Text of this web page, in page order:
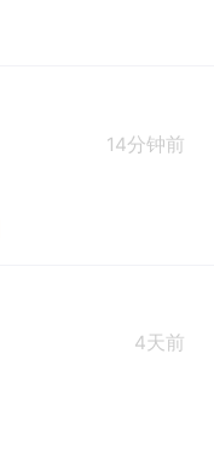
14分钟前
4天前